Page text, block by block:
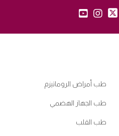
tw:
insta:
yt:
طب أمراض الروماتيزم
طب الجهاز الهضمي
طب القلب